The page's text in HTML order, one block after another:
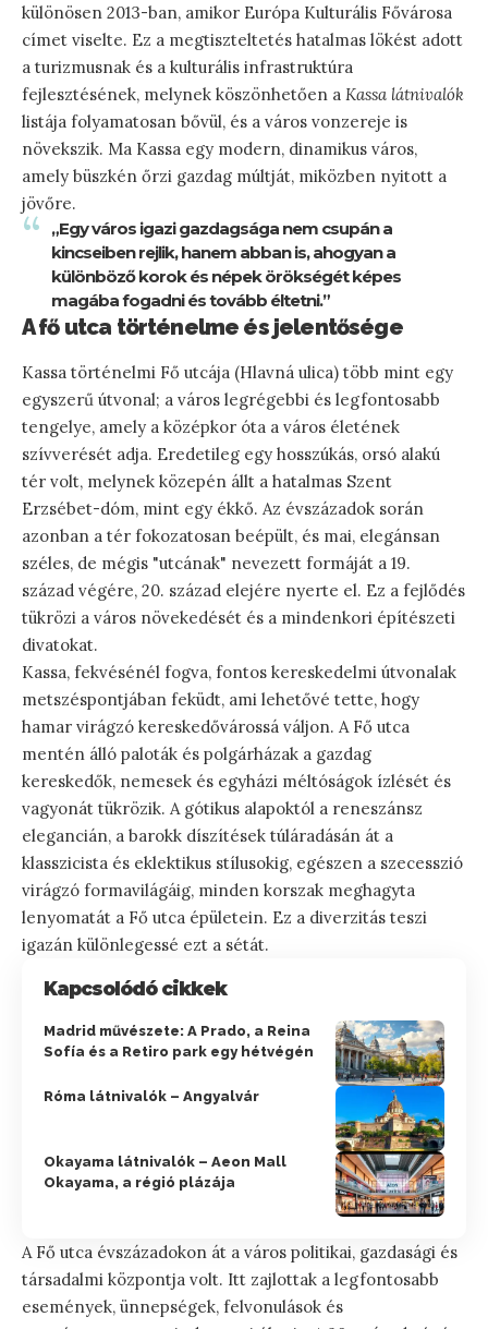
különösen 2013-ban, amikor Európa Kulturális Fővárosa
címet viselte. Ez a megtiszteltetés hatalmas lökést adott
a turizmusnak és a kulturális infrastruktúra
fejlesztésének, melynek köszönhetően a Kassa látnivalók
listája folyamatosan bővül, és a város vonzereje is
növekszik. Ma Kassa egy modern, dinamikus város,
amely büszkén őrzi gazdag múltját, miközben nyitott a
jövőre.
„Egy város igazi gazdagsága nem csupán a
kincseiben rejlik, hanem abban is, ahogyan a
különböző korok és népek örökségét képes
magába fogadni és tovább éltetni.”
A fő utca történelme és jelentősége
Kassa történelmi Fő utcája (Hlavná ulica) több mint egy
egyszerű útvonal; a város legrégebbi és legfontosabb
tengelye, amely a középkor óta a város életének
szívverését adja. Eredetileg egy hosszúkás, orsó alakú
tér volt, melynek közepén állt a hatalmas Szent
Erzsébet-dóm, mint egy ékkő. Az évszázadok során
azonban a tér fokozatosan beépült, és mai, elegánsan
széles, de mégis "utcának" nevezett formáját a 19.
század végére, 20. század elejére nyerte el. Ez a fejlődés
tükrözi a város növekedését és a mindenkori építészeti
divatokat.
Kassa, fekvésénél fogva, fontos kereskedelmi útvonalak
metszéspontjában feküdt, ami lehetővé tette, hogy
hamar virágzó kereskedővárossá váljon. A Fő utca
mentén álló paloták és polgárházak a gazdag
kereskedők, nemesek és egyházi méltóságok ízlését és
vagyonát tükrözik. A gótikus alapoktól a reneszánsz
elegancián, a barokk díszítések túláradásán át a
klasszicista és eklektikus stílusokig, egészen a szecesszió
virágzó formavilágáig, minden korszak meghagyta
lenyomatát a Fő utca épületein. Ez a diverzitás teszi
igazán különlegessé ezt a sétát.
Kapcsolódó cikkek
Madrid művészete: A Prado, a Reina
Sofía és a Retiro park egy hétvégén
Róma látnivalók – Angyalvár
Okayama látnivalók – Aeon Mall
Okayama, a régió plázája
A Fő utca évszázadokon át a város politikai, gazdasági és
társadalmi központja volt. Itt zajlottak a legfontosabb
események, ünnepségek, felvonulások és